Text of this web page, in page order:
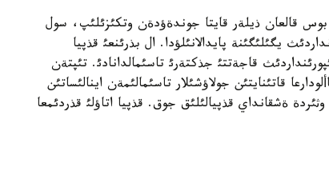
بوس قالعان ذيلةر قايتا جوندةؤدةن وتكئزئلئپ، سول
يگئلئگئنة پايدالانئلؤدا. ال بذرئنعئ قذپيا
قاجةتتئ جذكتةرئ تاسئمالدانادئ. تئپتةن
قاتئنايتئن جولاؤشئلار تاسئمالئمةن اينالئساتئن
ةشقانداي قذپيالئلئق جوق. قذپيا اتاؤلئ قذردئمعا